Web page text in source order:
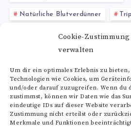
Cookie-Zustimmung
verwalten
Um dir ein optimales Erlebnis zu
Technologien wie Cookies, um
und/oder darauf zuzugreifen. Wenn du
zustimmst, können wir Daten wie das
eindeutige IDs auf dieser Website
Zustimmung nicht erteilst oder
Merkmale und Funktionen
Natürliche Blutverdünner
Schmerztherapie gesunder
Baobab Wirkung
Alle